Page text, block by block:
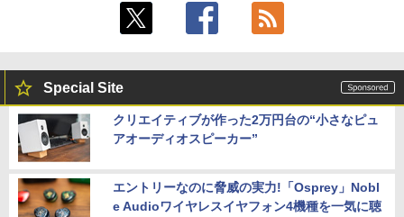
Special Site
クリエイティブが作った2万円台の“小さなピュ
アオーディオスピーカー”
エントリーなのに脅威の実力!「Osprey」Nobl
e Audioワイヤレスイヤフォン4機種を一気に聴